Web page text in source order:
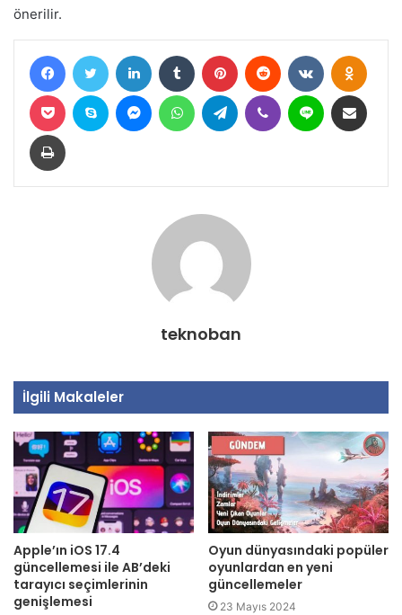
önerilir.
FacebookTwitter LinkedIn Tumblr Pinterest Reddit VKontakte
Pocket Skype MessengerWhatsAppTelegram Viber Line
Yazdır
teknoban
İlgili Makaleler
Apple’ın iOS 17.4
güncellemesi ile AB’deki
tarayıcı seçimlerinin
genişlemesi
Oyun dünyasındaki popüler
oyunlardan en yeni
güncellemeler
23 Mayıs 2024